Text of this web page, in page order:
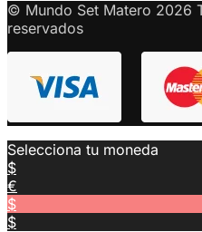
© Mundo Set Matero 2026
reservados
Selecciona tu moneda
$
€
$
$